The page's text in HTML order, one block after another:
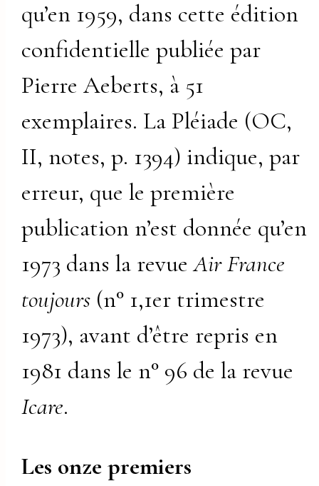
qu’en 1959, dans cette édition
confidentielle publiée par
Pierre Aeberts, à 51
exemplaires. La Pléiade (OC,
II, notes, p. 1394) indique, par
erreur, que le première
publication n’est donnée qu’en
1973 dans la revueAir France
toujours (n° 1,1er trimestre
1973), avant d’être repris en
1981 dans le n° 96 de la revue
Icare.
Les onze premiers